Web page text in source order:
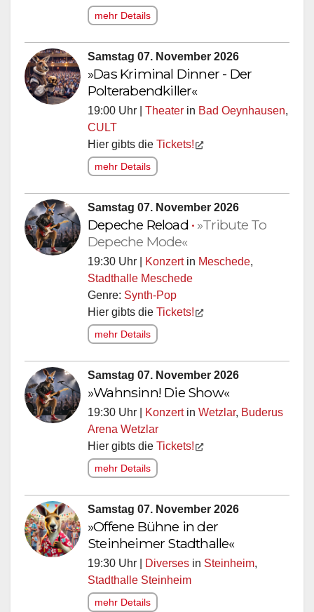
mehr Details
Samstag 07. November 2026
»Das Kriminal Dinner - Der
Polterabendkiller«
19:00 Uhr | Theater in Bad Oeynhausen,
CULT
Hier gibts die Tickets!
mehr Details
Samstag 07. November 2026
Depeche Reload • »Tribute To
Depeche Mode«
19:30 Uhr | Konzertin Meschede,
Stadthalle Meschede
Genre: Synth-Pop
Hier gibts die Tickets!
mehr Details
Samstag 07. November 2026
»Wahnsinn! Die Show«
19:30 Uhr | Konzertin Wetzlar, Buderus
Arena Wetzlar
Hier gibts die Tickets!
mehr Details
Samstag 07. November 2026
»Offene Bühne in der
Steinheimer Stadthalle«
19:30 Uhr | Diverses in Steinheim,
Stadthalle Steinheim
mehr Details